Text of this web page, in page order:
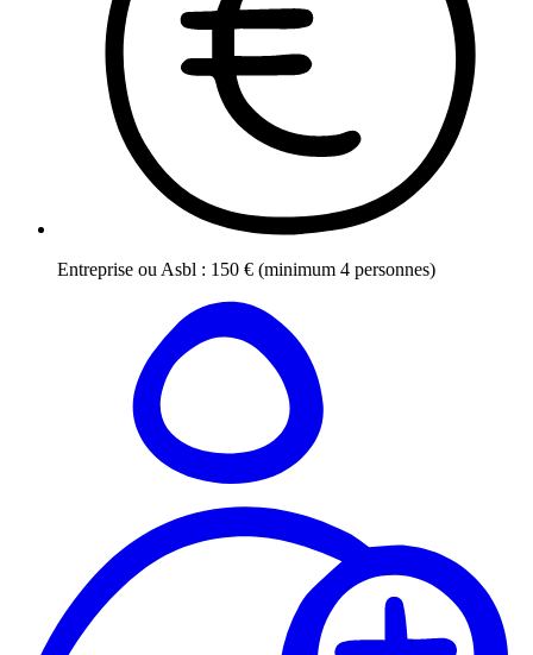
Entreprise ou Asbl : 150 € (minimum 4 personnes)